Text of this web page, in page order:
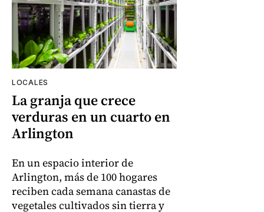
LOCALES
La granja que crece
verduras en un cuarto en
Arlington
En un espacio interior de
Arlington, más de 100 hogares
reciben cada semana canastas de
vegetales cultivados sin tierra y